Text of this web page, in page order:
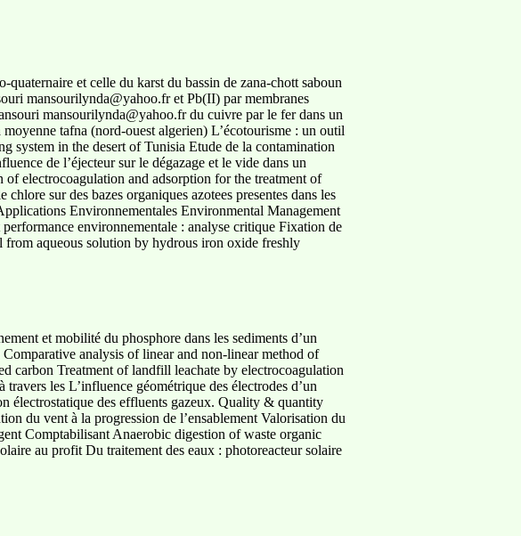
quaternaire et celle du karst du bassin de zana-chott saboun
mansourilynda@yahoo.fr et Pb(II) par membranes
mansourilynda@yahoo.fr du cuivre par le fer dans un
tafna (nord-ouest algerien) L’écotourisme : un outil
system in the desert of Tunisia Etude de la contamination
de l’éjecteur sur le dégazage et le vide dans un
of electrocoagulation and adsorption for the treatment of
sur des bazes organiques azotees presentes dans les
Environnementales Environmental Management
environnementale : analyse critique Fixation de
from aqueous solution by hydrous iron oxide freshly
et mobilité du phosphore dans les sediments d’un
analysis of linear and non-linear method of
carbon Treatment of landfill leachate by electrocoagulation
les L’influence géométrique des électrodes d’un
électrostatique des effluents gazeux. Quality & quantity
du vent à la progression de l’ensablement Valorisation du
Comptabilisant Anaerobic digestion of waste organic
au profit Du traitement des eaux : photoreacteur solaire